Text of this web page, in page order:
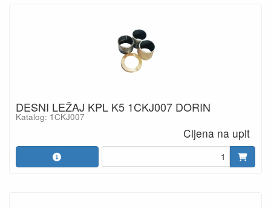
DESNI LEŽAJ KPL K5 1CKJ007 DORIN
Katalog: 1CKJ007
Cijena na upit